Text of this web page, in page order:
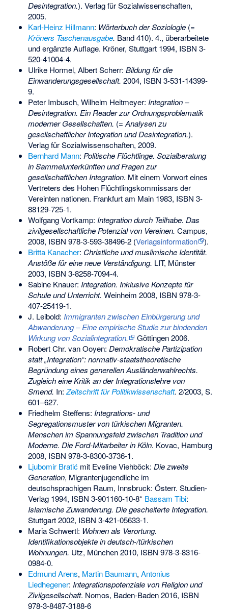
Desintegration.). Verlag für Sozialwissenschaften,
2005.
Karl-Heinz Hillmann: Wörterbuch der Soziologie(=
Kröners Taschenausgabe. Band 410). 4., überarbeitete
und ergänzte Auflage. Kröner, Stuttgart 1994, ISBN 3-
520-41004-4.
Ulrike Hormel, Albert Scherr: Bildung für die
Einwanderungsgesellschaft. 2004, ISBN 3-531-14399-
9.
Peter Imbusch, Wilhelm Heitmeyer: Integration –
Desintegration. Ein Reader zur Ordnungsproblematik
moderner Gesellschaften. (=Analysen zu
gesellschaftlicher Integration und Desintegration.).
Verlag für Sozialwissenschaften, 2009.
Bernhard Mann: Politische Flüchtlinge. Sozialberatung
in Sammelunterkünften und Fragen zur
gesellschaftlichen Integration. Mit einem Vorwort eines
Vertreters des Hohen Flüchtlingskommissars der
Vereinten nationen. Frankfurt am Main 1983, ISBN 3-
88129-725-1.
Wolfgang Vortkamp: Integration durch Teilhabe. Das
zivilgesellschaftliche Potenzial von Vereinen. Campus,
2008, ISBN 978-3-593-38496-2(Verlagsinformation
).
Britta Kanacher: Christliche und muslimische Identität.
Anstöße für eine neue Verständigung. LIT, Münster
2003, ISBN 3-8258-7094-4.
Sabine Knauer: Integration. Inklusive Konzepte für
Schule und Unterricht. Weinheim 2008, ISBN 978-3-
407-25419-1.
J. Leibold: Immigranten zwischen Einbürgerung und
Abwanderung – Eine empirische Studie zur bindenden
Wirkung von Sozialintegration.
Göttingen 2006.
Robert Chr. van Ooyen: Demokratische Partizipation
statt „Integration“: normativ-staatstheoretische
Begründung eines generellen Ausländerwahlrechts.
Zugleich eine Kritik an der Integrationslehre von
Smend. In:Zeitschrift für Politikwissenschaft. 2/2003, S.
601–627.
Friedhelm Steffens: Integrations- und
Segregationsmuster von türkischen Migranten.
Menschen im Spannungsfeld zwischen Tradition und
Moderne. Die Ford-Mitarbeiter in Köln. Kovac, Hamburg
2008, ISBN 978-3-8300-3736-1.
Ljubomir Bratićmit Eveline Viehböck: Die zweite
Generation, Migrantenjugendliche im
deutschsprachigen Raum, Innsbruck: Österr. Studien-
Verlag 1994, ISBN 3-901160-10-8* Bassam Tibi:
Islamische Zuwanderung. Die gescheiterte Integration.
Stuttgart 2002, ISBN 3-421-05633-1.
Maria Schwertl: Wohnen als Verortung.
Identifikationsobjekte in deutsch-/türkischen
Wohnungen. Utz, München 2010, ISBN 978-3-8316-
0984-0.
Edmund Arens, Martin Baumann, Antonius
Liedhegener: Integrationspotenziale von Religion und
Zivilgesellschaft. Nomos, Baden-Baden 2016, ISBN
978-3-8487-3188-6